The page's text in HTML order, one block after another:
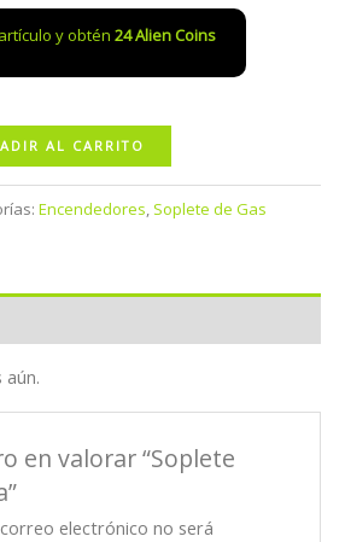
y obtén 24Alien Coins
AL CARRITO
Encendedores, Soplete de Gas
aún.
en valorar “Soplete
electrónico no será